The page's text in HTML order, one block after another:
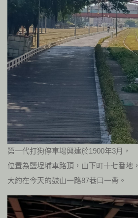
第一代打狗停車場興建於1900年3月，
位置為鹽埕埔車路頂，山下町十七番地，
大約在今天的鼓山一路87巷口一帶。